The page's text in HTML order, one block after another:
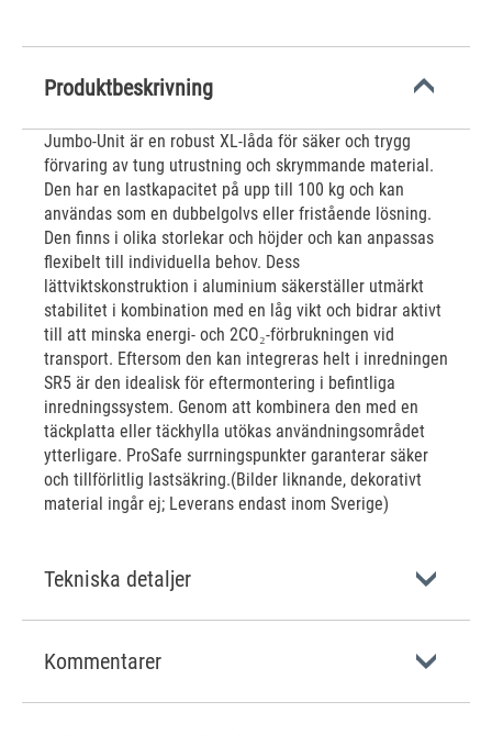
Produktbeskrivning
Jumbo-Unit är en robust XL-låda för säker och trygg
förvaring av tung utrustning och skrymmande material.
Den har en lastkapacitet på upp till 100 kg och kan
användas som en dubbelgolvs eller fristående lösning.
Den finns i olika storlekar och höjder och kan anpassas
flexibelt till individuella behov. Dess
lättviktskonstruktion i aluminium säkerställer utmärkt
stabilitet i kombination med en låg vikt och bidrar aktivt
till att minska energi- och 2CO₂-förbrukningen vid
transport. Eftersom den kan integreras helt i inredningen
SR5 är den idealisk för eftermontering i befintliga
inredningssystem. Genom att kombinera den med en
täckplatta eller täckhylla utökas användningsområdet
ytterligare. ProSafe surrningspunkter garanterar säker
och tillförlitlig lastsäkring.(Bilder liknande, dekorativt
material ingår ej; Leverans endast inom Sverige)
Tekniska detaljer
Kommentarer